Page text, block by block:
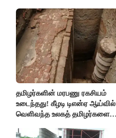
தமிழர்களின் மரபணு ரகசியம்
உடைந்தது! கீழடி டிஎன்ஏ ஆய்வில்
வெளிவந்த உலகத் தமிழர்களை